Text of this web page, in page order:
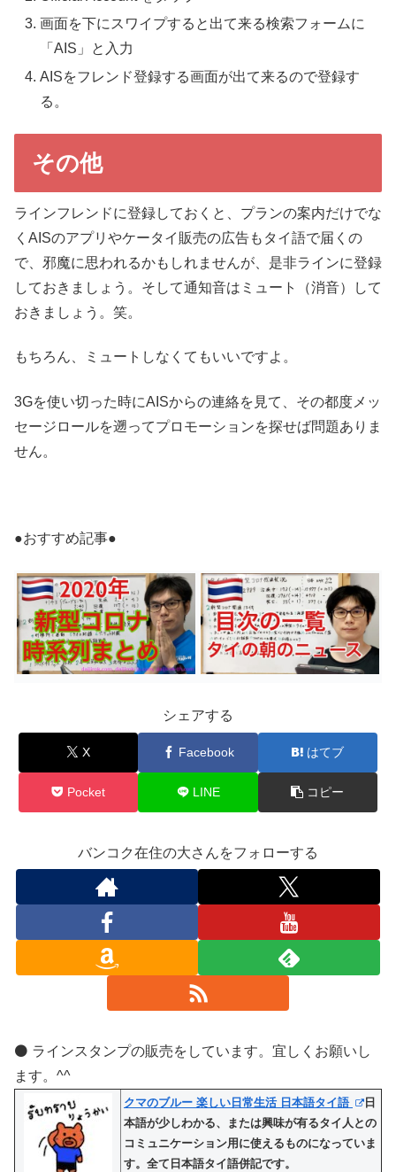
画面を下にスワイプすると出て来る検索フォームに
「AIS」と入力
AISをフレンド登録する画面が出て来るので登録す
る。
その他
ラインフレンドに登録しておくと、プランの案内だけでな
くAISのアプリやケータイ販売の広告もタイ語で届くの
で、邪魔に思われるかもしれませんが、是非ラインに登録
しておきましょう。そして通知音はミュート（消音）して
おきましょう。笑。
もちろん、ミュートしなくてもいいですよ。
3Gを使い切った時にAISからの連絡を見て、その都度メッ
セージロールを遡ってプロモーションを探せば問題ありま
せん。
●おすすめ記事●
シェアする
X Facebook はてブ
Pocket LINE コピー
バンコク在住の大さんをフォローする
⚫️ ラインスタンプの販売をしています。宜しくお願いし
ます。^^
クマのブルー 楽しい日常生活 日本語タイ語
日
本語が少しわかる、または興味が有るタイ人との
コミュニケーション用に使えるものになっていま
す。全て日本語タイ語併記です。